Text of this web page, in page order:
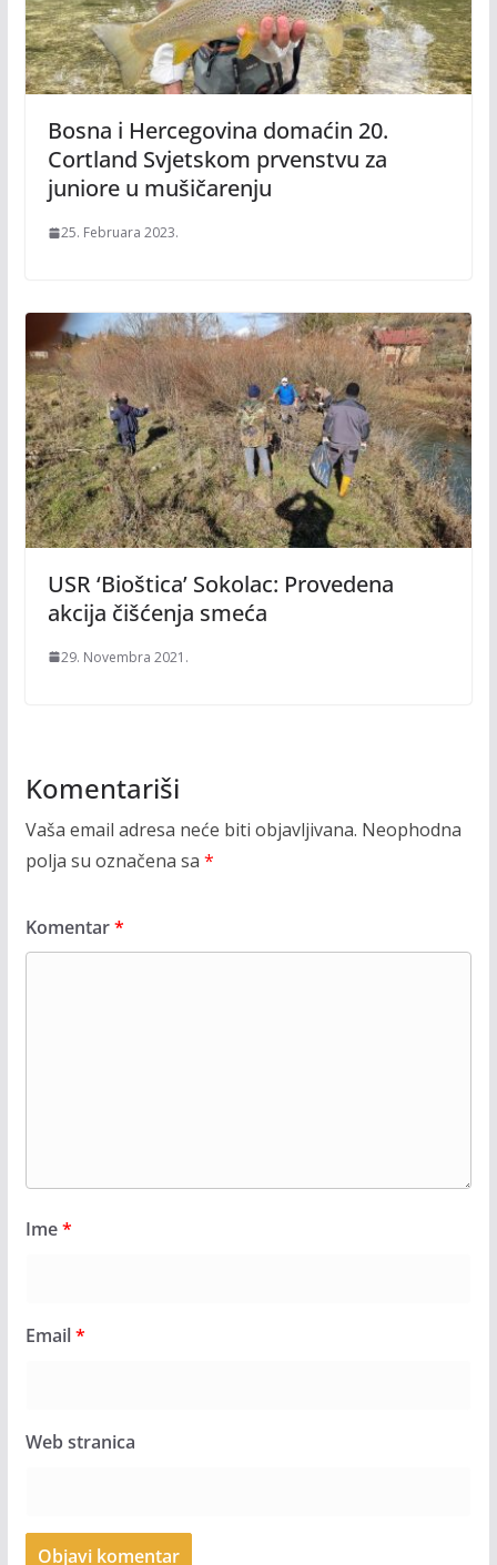
Bosna i Hercegovina domaćin 20.
Cortland Svjetskom prvenstvu za
juniore u mušičarenju
25. Februara 2023.
USR ‘Bioštica’ Sokolac: Provedena
akcija čišćenja smeća
29. Novembra 2021.
Komentariši
Vaša email adresa neće biti objavljivana. Neophodna
polja su označena sa *
Komentar*
Ime*
Email*
Web stranica